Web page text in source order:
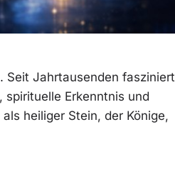
Seit Jahrtausenden fasziniert
Erkenntnis und
heiliger Stein, der Könige,